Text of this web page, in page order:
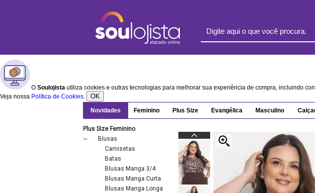
O Soulojista utiliza cookies e outras tecnologias para melhorar sua experiência de compra, incluindo
Veja nossa Política de Cookies. OK
Novidades Feminino Plus Size Evangélica Masculino
Plus Size Feminino
Blusas
Camisetas
Batas
Blusas Manga 3/4
Blusas Manga Curta
Blusas Manga Longa